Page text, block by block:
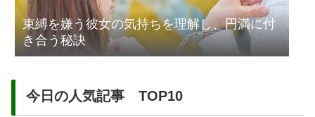
束縛を嫌う彼女の気持ちを理解し、円満に付
き合う秘訣
今日の人気記事 TOP10